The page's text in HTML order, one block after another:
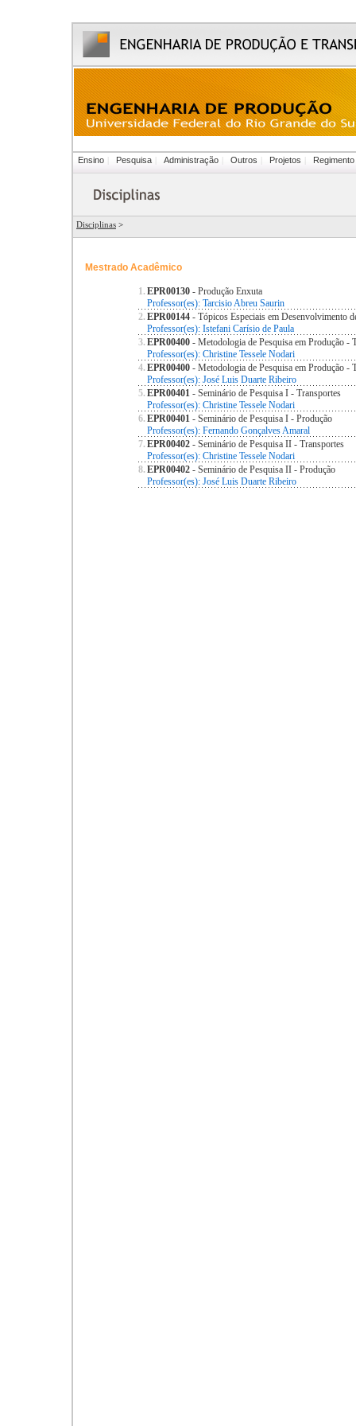
Ensino Pesquisa Administração Outros Projetos Regimento
Disciplinas >
Mestrado Acadêmico
1. EPR00130 - Produção Enxuta
Professor(es): Tarcisio Abreu Saurin
2. EPR00144 - Tópicos Especiais em Desenvolvimento
Professor(es): Istefani Carísio de Paula
3. EPR00400 - Metodologia de Pesquisa em Produção -
Professor(es): Christine Tessele Nodari
4. EPR00400 - Metodologia de Pesquisa em Produção -
Professor(es): José Luis Duarte Ribeiro
5. EPR00401 - Seminário de Pesquisa I - Transportes
Professor(es): Christine Tessele Nodari
6. EPR00401 - Seminário de Pesquisa I - Produção
Professor(es): Fernando Gonçalves Amaral
7. EPR00402 - Seminário de Pesquisa II - Transportes
Professor(es): Christine Tessele Nodari
8. EPR00402 - Seminário de Pesquisa II - Produção
Professor(es): José Luis Duarte Ribeiro